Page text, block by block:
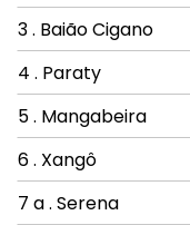
3 . Baião Cigano
4 . Paraty
5 . Mangabeira
6 . Xangô
7 a . Serena